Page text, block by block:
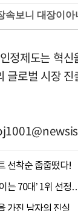
정제도는 혁
글로벌 시장